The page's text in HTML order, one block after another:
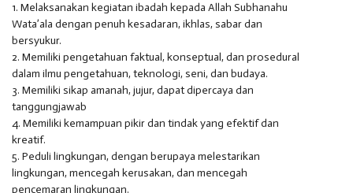
1. Melaksanakan kegiatan ibadah kepada Allah Subhanahu
Wata’ala dengan penuh kesadaran, ikhlas, sabar dan
bersyukur.
2. Memiliki pengetahuan faktual, konseptual, dan prosedural
dalam ilmu pengetahuan, teknologi, seni, dan budaya.
3. Memiliki sikap amanah, jujur, dapat dipercaya dan
tanggungjawab
4. Memiliki kemampuan pikir dan tindak yang efektif dan
kreatif.
5. Peduli lingkungan, dengan berupaya melestarikan
lingkungan, mencegah kerusakan, dan mencegah
pencemaran lingkungan.